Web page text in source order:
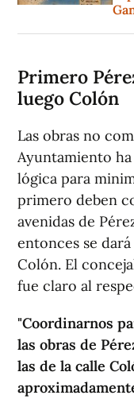
Primero
luego Colón
Las obras no
Ayuntamiento
lógica para
primero deben
avenidas de
entonces se
Colón. El
fue claro al
"Coordinarnos
las obras de
las de la calle